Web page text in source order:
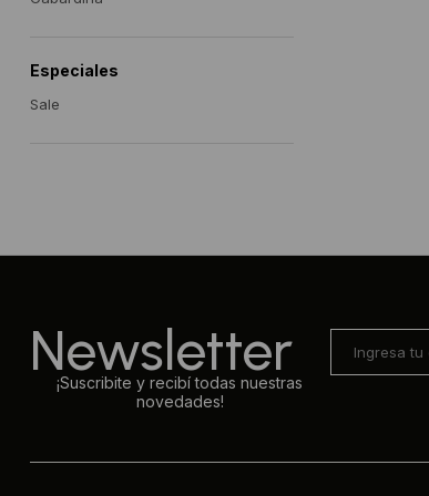
Especiales
Sale
Newsletter
¡Suscribite y recibí todas nuestras
novedades!